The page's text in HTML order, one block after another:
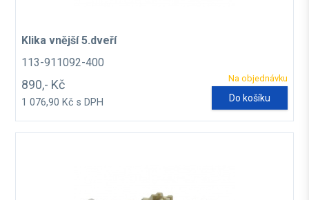
Klika vnější 5.dveří
113-911092-400
Na objednávku
890,- Kč
1 076,90 Kč s DPH Do košíku